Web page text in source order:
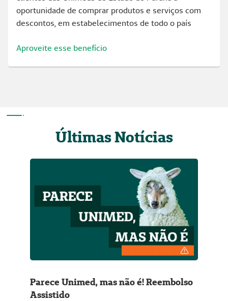
oportunidade de comprar produtos e serviços com
descontos, em estabelecimentos de todo o país
Aproveite esse benefício
Últimas Notícias
Parece Unimed, mas não é! Reembolso
Assistido